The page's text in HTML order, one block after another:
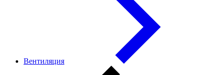
Вентиляция